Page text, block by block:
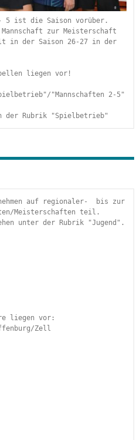
- 5 ist die Saison vorüber.
zur Meisterschaft
in der Saison 26-27 in der
liegen vor!
"Mannschaften 2-5"
der Rubrik "Spielbetrieb"
auf regionaler-  bis zur
Meisterschaften teil.
unter der Rubrik "Jugend".
liegen vor:
Zell